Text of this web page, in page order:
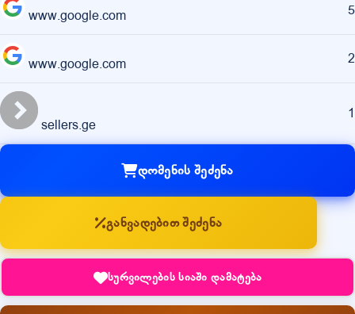
www.google.com 5
www.google.com 2
sellers.ge
1
დომენის შეძენა
განვადებით შეძენა
სურვილების სიაში დამატება